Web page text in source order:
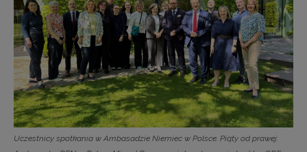
Uczestnicy spotkania w Ambasadzie Niemiec w Polsce. Piąty od prawej: